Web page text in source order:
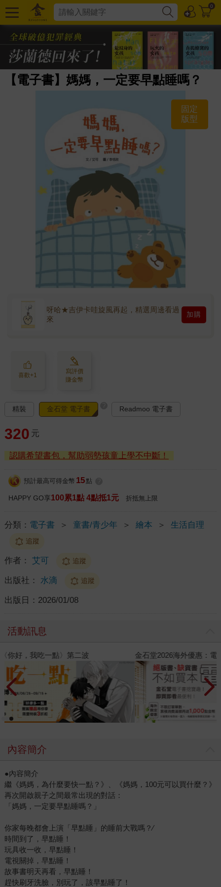
0
【電子書】媽媽，一定要早點睡嗎？
固定
版型
呀哈★吉伊卡哇旋風再起，精選周邊看過
來
加購
喜歡+1
寫評價
賺金幣
精裝 金石堂 電子書 Readmoo 電子書
320 元
認購希望書包，幫助弱勢孩童上學不中斷！
預計最高可得金幣 15 點
HAPPY GO享100累1點 4點抵1元 折抵無上限
分類： 電子書 ＞ 童書/青少年 ＞ 繪本 ＞ 生活自理
追蹤
作者： 艾可 追蹤
出版社： 水滴 追蹤
出版日： 2026/01/08
活動訊息
金石堂2026海外優惠：電子書
內容簡介
●內容簡介
繼《媽媽，為什麼要快一點？》、《媽媽，100元可以買什麼？》
再次開啟親子之間最常出現的對話：
「媽媽，一定要早點睡嗎？」
你家每晚都會上演「早點睡」的睡前大戰嗎？∕
時間到了，早點睡！
玩具收一收，早點睡！
電視關掉，早點睡！
故事書明天再看，早點睡！
趕快刷牙洗臉，別玩了，該早點睡了！